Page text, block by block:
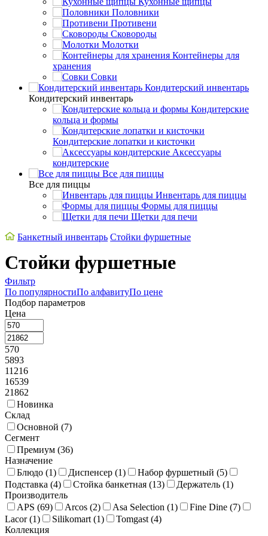
Половники
Противени
Сковороды
Молотки
Контейнеры для
хранения
Совки
Кондитерский инвентарь
Кондитерский инвентарь
Кондитерские
кольца и формы
Кондитерские лопатки и кисточки
Аксессуары
кондитерские
Все для пиццы
Все для пиццы
Инвентарь для пиццы
Формы для пиццы
Щетки для печи
Банкетный инвентарь Стойки фуршетные
Стойки фуршетные
Фильтр
По популярностиПо алфавитуПо цене
Подбор параметров
Цена
570
5893
11216
16539
21862
Новинка
Склад
Основной (7)
Сегмент
Премиум (36)
Назначение
Блюдо (1) Диспенсер (1) Набор фуршетный (5)
Подставка (4) Стойка банкетная (13) Держатель (1)
Производитель
APS (69) Arcos (2) Asa Selection (1) Fine Dine (7)
Lacor (1) Silikomart (1) Tomgast (4)
Коллекция